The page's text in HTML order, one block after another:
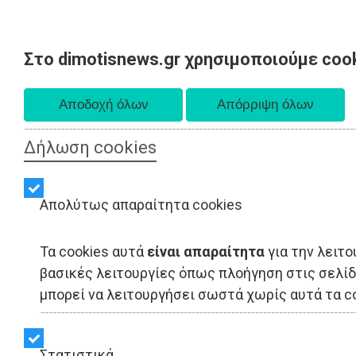
Στο dimotisnews.gr χρησιμοποιούμε
Δήλωση cookies
Απολύτως απαραίτητα cookies
Τα cookies αυτά είναι απαραίτηταγια την
βασικές λειτουργίες όπως πλοήγηση στις
μπορεί να λειτουργήσει σωστά χωρίς αυτά τα
Παρασκευή 07 Αυγούστου 2026